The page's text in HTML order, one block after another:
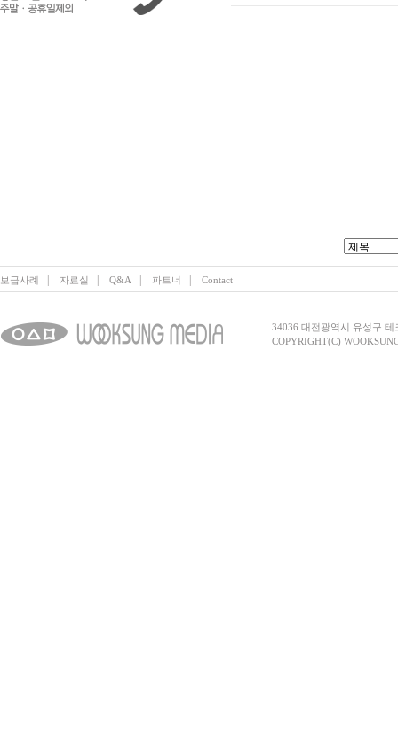
보급사례 자료실 Q&A 파트너 Contact
34036 대전광역시 유성구
COPYRIGHT(C)